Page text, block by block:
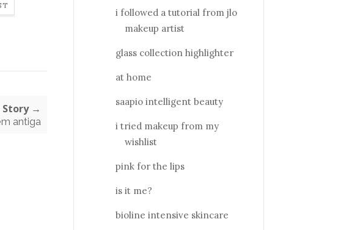
Story →
antiga
i followed a tutorial from jlo
makeup artist
glass collection highlighter
at home
saapio intelligent beauty
i tried makeup from my
wishlist
pink for the lips
is it me?
bioline intensive skincare